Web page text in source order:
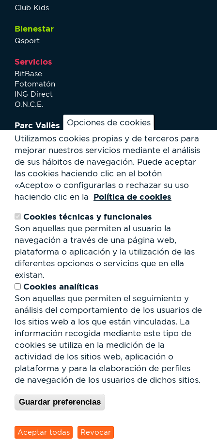
Opciones de cookies
Utilizamos cookies propias y de terceros para
mejorar nuestros servicios mediante el análisis
de sus hábitos de navegación. Puede aceptar
las cookies haciendo clic en el botón
«Acepto» o configurarlas o rechazar su uso
haciendo clic en la
Política de cookies
Cookies técnicas y funcionales
Son aquellas que permiten al usuario la
navegación a través de una página web,
plataforma o aplicación y la utilización de las
diferentes opciones o servicios que en ella
existan.
Cookies analíticas
Son aquellas que permiten el seguimiento y
análisis del comportamiento de los usuarios de
los sitios web a los que están vinculadas. La
información recogida mediante este tipo de
cookies se utiliza en la medición de la
actividad de los sitios web, aplicación o
plataforma y para la elaboración de perfiles
de navegación de los usuarios de dichos sitios.
Guardar preferencias
Aceptar todas Revocar
Club Kids
Bienestar
Qsport
Servicios
BitBase
Fotomatón
ING Direct
O.N.C.E.
Parc Vallès
¿Cómo llegar?
Mapa
Actividades
Servicios al usuario
Club Staff
¿Quiénes somos?
Trabaja con nosotros
Cesión de espacios
RSC
Formulario
de
búsqueda
Buscar
Legal| Cookies| Site by